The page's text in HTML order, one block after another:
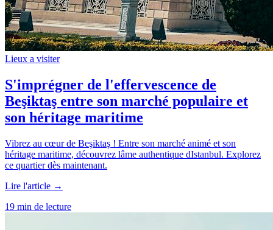
Lieux a visiter
S'imprégner de l'effervescence de
Beşiktaş entre son marché populaire et
son héritage maritime
Vibrez au cœur de Beşiktaş ! Entre son marché animé et son
héritage maritime, découvrez lâme authentique dIstanbul. Explorez
ce quartier dès maintenant.
Lire l'article →
19 min de lecture